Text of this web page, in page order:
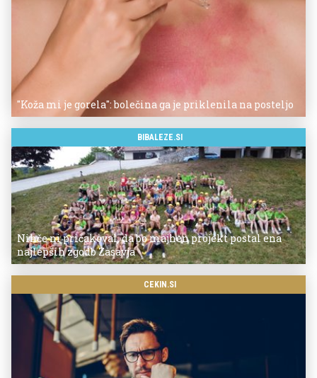
"Koža mi je gorela": bolečina ga je priklenila na posteljo
BIBALEZE.SI
Nihče ni pričakoval, da bo majhen projekt postal ena
najlepših zgodb Zasavja
CEKIN.SI